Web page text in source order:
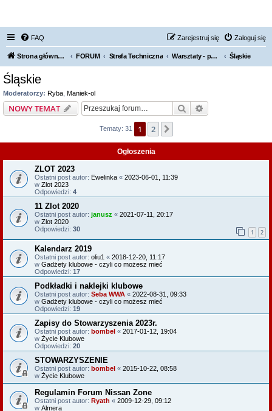
FAQ Zaloguj się
Zarejestruj się
Strona główna KLUBU FORUM Strefa Techniczna Warsztaty - polecamy, odradzamy Śląskie
Śląskie
Moderatorzy: Ryba Maniek-ol
NOWY TEMAT Szukaj
Tematy: 31 1 2
Ogłoszenia
ZLOT 2023
Ostatni post autor: Ewelinka « 2023-06-01, 11:39
w Zlot 2023
Odpowiedzi: 4
11 Zlot 2020
Ostatni post autor: janusz « 2021-07-11, 20:17
w Zlot 2020
Odpowiedzi: 30 1 2
Kalendarz 2019
Ostatni post autor: oliu1 « 2018-12-20, 11:17
w Gadżety klubowe - czyli co możesz mieć
Odpowiedzi: 17
Podkładki i naklejki klubowe
Ostatni post autor: Seba WWA « 2022-08-31, 09:33
w Gadżety klubowe - czyli co możesz mieć
Odpowiedzi: 19
Zapisy do Stowarzyszenia 2023r.
Ostatni post autor: bombel « 2017-01-12, 19:04
w Życie Klubowe
Odpowiedzi: 20
STOWARZYSZENIE
Ostatni post autor: bombel « 2015-10-22, 08:58
w Życie Klubowe
Regulamin Forum Nissan Zone
Ostatni post autor: Ryath « 2009-12-29, 09:12
w Almera